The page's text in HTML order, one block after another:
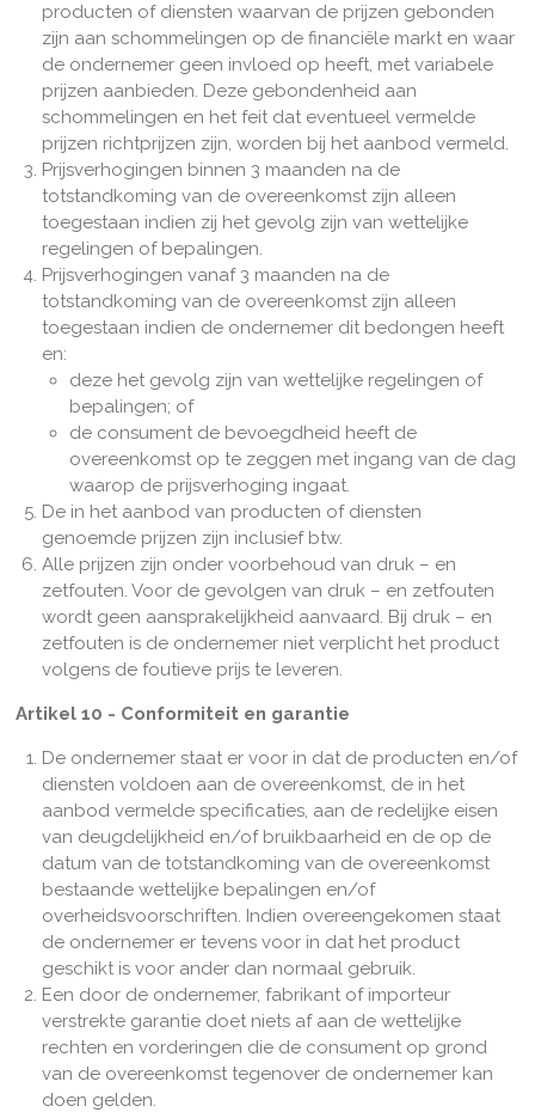
producten of diensten waarvan de prijzen gebonden
zijn aan schommelingen op de financiële markt en waar
de ondernemer geen invloed op heeft, met variabele
prijzen aanbieden. Deze gebondenheid aan
schommelingen en het feit dat eventueel vermelde
prijzen richtprijzen zijn, worden bij het aanbod vermeld.
Prijsverhogingen binnen 3 maanden na de
totstandkoming van de overeenkomst zijn alleen
toegestaan indien zij het gevolg zijn van wettelijke
regelingen of bepalingen.
Prijsverhogingen vanaf 3 maanden na de
totstandkoming van de overeenkomst zijn alleen
toegestaan indien de ondernemer dit bedongen heeft
en:
deze het gevolg zijn van wettelijke regelingen of
bepalingen; of
de consument de bevoegdheid heeft de
overeenkomst op te zeggen met ingang van de dag
waarop de prijsverhoging ingaat.
De in het aanbod van producten of diensten
genoemde prijzen zijn inclusief btw.
Alle prijzen zijn onder voorbehoud van druk – en
zetfouten. Voor de gevolgen van druk – en zetfouten
wordt geen aansprakelijkheid aanvaard. Bij druk – en
zetfouten is de ondernemer niet verplicht het product
volgens de foutieve prijs te leveren.
Artikel 10 - Conformiteit en garantie
De ondernemer staat er voor in dat de producten en/of
diensten voldoen aan de overeenkomst, de in het
aanbod vermelde specificaties, aan de redelijke eisen
van deugdelijkheid en/of bruikbaarheid en de op de
datum van de totstandkoming van de overeenkomst
bestaande wettelijke bepalingen en/of
overheidsvoorschriften. Indien overeengekomen staat
de ondernemer er tevens voor in dat het product
geschikt is voor ander dan normaal gebruik.
Een door de ondernemer, fabrikant of importeur
verstrekte garantie doet niets af aan de wettelijke
rechten en vorderingen die de consument op grond
van de overeenkomst tegenover de ondernemer kan
doen gelden.